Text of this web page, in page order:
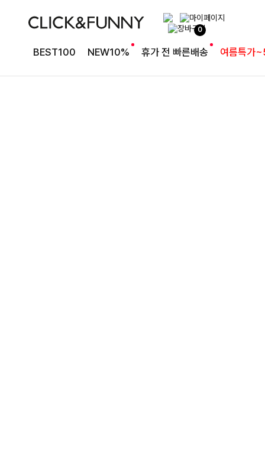
0
BEST100 NEW10% 휴가 전 빠른배송 여름특가
슬림한 실루엣 카라 니트
더리골지 카라니트